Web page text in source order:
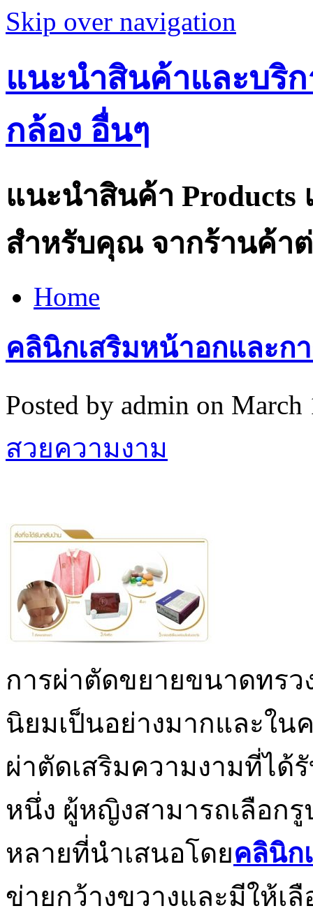
Skip over navigation
แนะนำสินค้าและบริ
กล้อง อื่นๆ
แนะนำสินค้า Products
สำหรับคุณ จากร้านค้าต่
Home
คลินิกเสริมหน้าอกและก
Posted by admin on
สวยความงาม
การผ่าตัดขยายขนาดทร
นิยมเป็นอย่างมากและใน
ผ่าตัดเสริมความงามที่ได้
หนึ่ง ผู้หญิงสามารถเลือก
หลายที่นำเสนอโดยคลินิก
ข่ายกว้างขวางและมีให้เ